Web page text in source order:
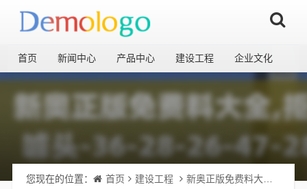
首页 新闻中心 产品中心 建设工程 企业文化
您现在的位置： 首页 建设工程 新奥正版免费料大全,拒绝虚假噱头-36-28-26-47-28-37T:30